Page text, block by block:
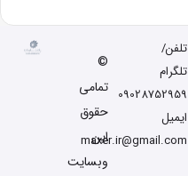
تلفن/
تلگرام
09028752959
ایمیل
maxer.ir@gmail.com
©
تمامی
حقوق
این
وبسایت